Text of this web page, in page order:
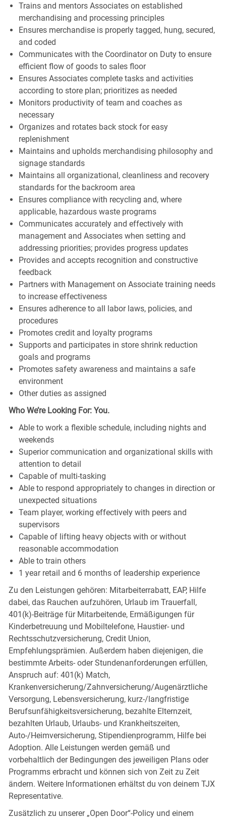
Trains and mentors Associates on established
merchandising and processing principles
Ensures merchandise is properly tagged, hung, secured,
and coded
Communicates with the Coordinator on Duty to ensure
efficient flow of goods to sales floor
Ensures Associates complete tasks and activities
according to store plan; prioritizes as needed
Monitors productivity of team and coaches as
necessary
Organizes and rotates back stock for easy
replenishment
Maintains and upholds merchandising philosophy and
signage standards
Maintains all organizational, cleanliness and recovery
standards for the backroom area
Ensures compliance with recycling and, where
applicable, hazardous waste programs
Communicates accurately and effectively with
management and Associates when setting and
addressing priorities; provides progress updates
Provides and accepts recognition and constructive
feedback
Partners with Management on Associate training needs
to increase effectiveness
Ensures adherence to all labor laws, policies, and
procedures
Promotes credit and loyalty programs
Supports and participates in store shrink reduction
goals and programs
Promotes safety awareness and maintains a safe
environment
Other duties as assigned
Who We’re Looking For: You.
Able to work a flexible schedule, including nights and
weekends
Superior communication and organizational skills with
attention to detail
Capable of multi-tasking
Able to respond appropriately to changes in direction or
unexpected situations
Team player, working effectively with peers and
supervisors
Capable of lifting heavy objects with or without
reasonable accommodation
Able to train others
1 year retail and 6 months of leadership experience
Zu den Leistungen gehören: Mitarbeiterrabatt, EAP, Hilfe
dabei, das Rauchen aufzuhören, Urlaub im Trauerfall,
401(k)-Beiträge für Mitarbeitende, Ermäßigungen für
Kinderbetreuung und Mobiltelefone, Haustier- und
Rechtsschutzversicherung, Credit Union,
Empfehlungsprämien. Außerdem haben diejenigen, die
bestimmte Arbeits- oder Stundenanforderungen erfüllen,
Anspruch auf: 401(k) Match,
Krankenversicherung/Zahnversicherung/Augenärztliche
Versorgung, Lebensversicherung, kurz-/langfristige
Berufsunfähigkeitsversicherung, bezahlte Elternzeit,
bezahlten Urlaub, Urlaubs- und Krankheitszeiten,
Auto-/Heimversicherung, Stipendienprogramm, Hilfe bei
Adoption. Alle Leistungen werden gemäß und
vorbehaltlich der Bedingungen des jeweiligen Plans oder
Programms erbracht und können sich von Zeit zu Zeit
ändern. Weitere Informationen erhältst du von deinem TJX
Representative.
Zusätzlich zu unserer „Open Door“-Policy und einem